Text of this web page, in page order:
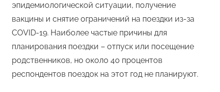
эпидемиологической ситуации, получение
вакцины и снятие ограничений на поездки из-за
COVID-19. Наиболее частые причины для
планирования поездки – отпуск или посещение
родственников, но около 40 процентов
респондентов поездок на этот год не планируют.